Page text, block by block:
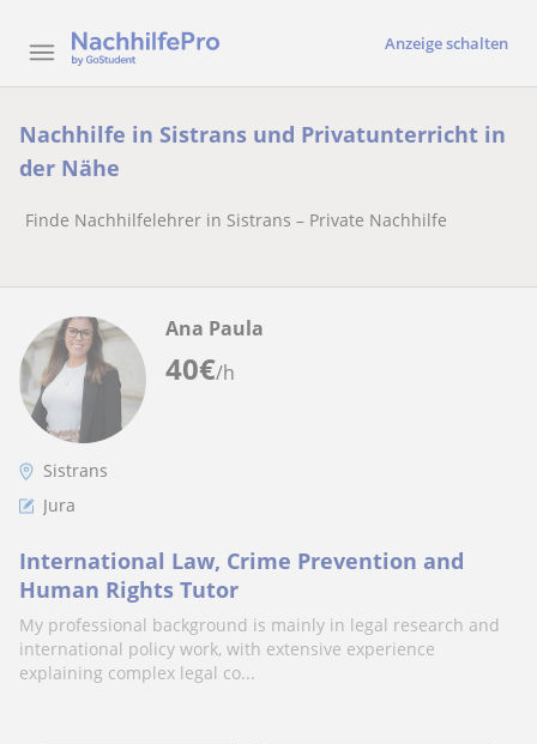
Anzeige schalten
Nachhilfe in Sistrans und Privatunterricht in
der Nähe
Finde Nachhilfelehrer in Sistrans – Private Nachhilfe
40€/h
Ana Paula
Sistrans
Jura
International Law, Crime Prevention and
Human Rights Tutor
My professional background is mainly in legal research and
international policy work, with extensive experience
explaining complex legal co...